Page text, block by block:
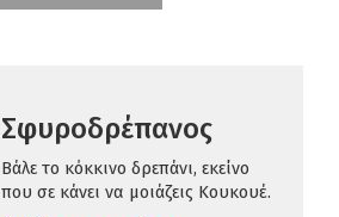
Σφυροδρέπανος
Βάλε το κόκκινο δρεπάνι, εκείνο
που σε κάνει να μοιάζεις Κουκουέ.